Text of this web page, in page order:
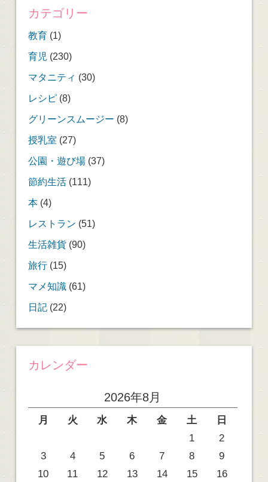
カテゴリー
教育(1)
育児 (230)
マタニティ (30)
レシピ(8)
グリーンスムージー (8)
授乳室 (27)
公園・遊び場(37)
節約生活(111)
本(4)
レストラン (51)
生活雑貨(90)
旅行(15)
マメ知識(61)
日記(22)
カレンダー
2026年8月
月 火 水 木 金 土
日
1
2
3
4 5 6 7 8
9
10
11 12 13 14 15
16